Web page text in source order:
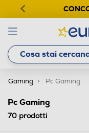
Gaming Pc Gaming
Pc Gaming
70 prodotti